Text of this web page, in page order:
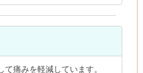
痛みを軽減しています。